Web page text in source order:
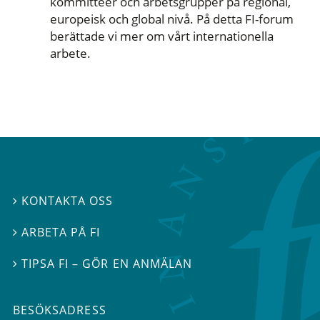
europeisk och global nivå. På detta FI-forum
berättade vi mer om vårt internationella
arbete.
 KONTAKTA OSS
 ARBETA PÅ FI
TIPSA FI – GÖR EN ANMÄLAN
BESÖKSADRESS